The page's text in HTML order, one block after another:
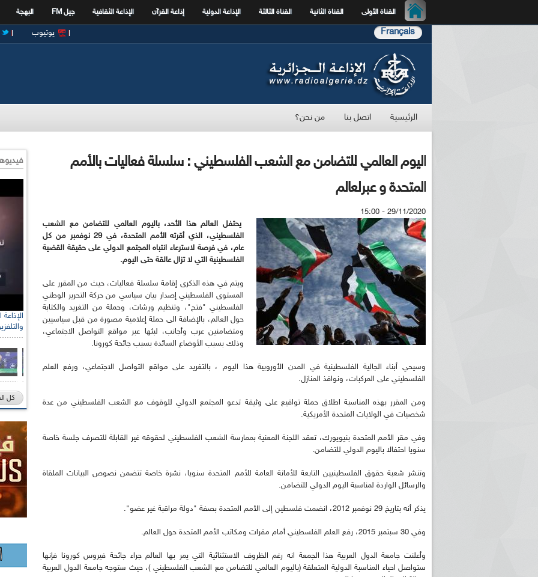
القناة الأولى القناة الثانية القناة الثالثة الإذاعة الدولية إذاعة القرآن الإذاعة الثقافية جيل FM البهجة
Français يوتيوب
الرئيسية اتصل بنا من نحن؟
اليوم العالمي للتضامن مع الشعب الفلسطيني : سلسلة فعاليات بالأمم
المتحدة و عبرلعالم
29/11/2020 - 15:00
يحتفل العالم هذا الأحد، باليوم العالمي للتضامن مع الشعب
الفلسطيني، الذي أقرته الأمم المتحدة، في 29 نوفمبر من كل
عام، في فرصة لاسترعاء انتباه المجتمع الدولي على حقيقة القضية
الفلسطينية التي لا تزال عالقة حتى اليوم.
ويتم في هذه الذكرى إقامة سلسلة فعاليات، حيث من المقرر على
المستوى الفلسطيني إصدار بيان سياسي من حركة التحرير الوطني
الفلسطيني "فتح"، وتنظيم ورشات، وحملة من التغريد والكتابة
حول العالم، بالإضافة الى حملة إعلامية مصورة من قبل سياسيين
ومتضامنين عرب وأجانب، لبثها عبر مواقع التواصل الاجتماعي،
وذلك بسبب الأوضاع السائدة بسبب جائحة كورونا.
وسيحي أبناء الجالية الفلسطينية في المدن الأوروبية هذا اليوم ، بالتغريد على مواقع التواصل الاجتماعي، ورفع العلم
الفلسطيني على المركبات، ونوافذ المنازل.
ومن المقرر بهذه المناسبة اطلاق حملة تواقيع على وثيقة تدعو المجتمع الدولي للوقوف مع الشعب الفلسطيني من عدة
شخصيات في الولايات المتحدة الأمريكية.
وفي مقر الأمم المتحدة بنيويورك، تعقد اللجنة المعنية بممارسة الشعب الفلسطيني لحقوقه غير القابلة للتصرف جلسة خاصة
سنويا احتفالا باليوم الدولي للتضامن.
وتنشر شعبة حقوق الفلسطينيين التابعة للأمانة العامة للأمم المتحدة سنويا، نشرة خاصة تتضمن نصوص البيانات الملقاة
والرسائل الواردة لمناسبة اليوم الدولي للتضامن.
يذكر أنه بتاريخ 29 نوفمبر 2012، انضمت فلسطين إلى الأمم المتحدة بصفة "دولة مراقبة غير عضو".
وفي 30 سبتمبر 2015، رفع العلم الفلسطيني أمام مقرات ومكاتب الأمم المتحدة حول العالم.
وأعلنت جامعة الدول العربية هذا الجمعة انه رغم الظروف الاستثنائية التي يمر بها العالم جراء جائحة فيروس كورونا فإنها
ستواصل احياء المناسبة الدولية المتعلقة (باليوم العالمي للتضامن مع الشعب الفلسطيني )، حيث ستوجه جامعة الدول العربية
كل